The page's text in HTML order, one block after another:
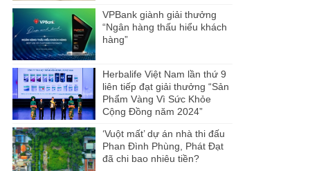
VPBank giành giải thưởng
“Ngân hàng thấu hiểu khách
hàng”
Herbalife Việt Nam lần thứ 9
liên tiếp đạt giải thưởng “Sản
Phẩm Vàng Vì Sức Khỏe
Cộng Đồng năm 2024”
‘Vuột mất’ dự án nhà thi đấu
Phan Đình Phùng, Phát Đạt
đã chi bao nhiêu tiền?